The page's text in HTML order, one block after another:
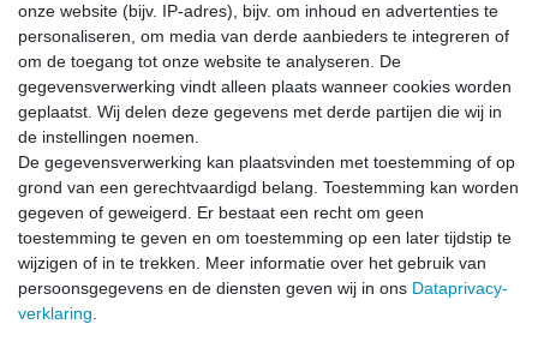
Schrijf u in voor de gratis LÖWE nieuwsbrief en mis nooit
meer nieuws of promoties.
Ceres::Template.newsletterHoneypotLabel
Hiermede bevestig ik dat ik deData­privacy­verklaringheb gelezen. Mijn
toestemming kan ik te allen tijde herroepen.**
Abonneren
onze website (bijv. IP-adres), bijv. om inhoud en advertenties te
personaliseren, om media van derde aanbieders te integreren of
om de toegang tot onze website te analyseren. De
gegevensverwerking vindt alleen plaats wanneer cookies worden
geplaatst. Wij delen deze gegevens met derde partijen die wij in
de instellingen noemen.
De gegevensverwerking kan plaatsvinden met toestemming of op
grond van een gerechtvaardigd belang. Toestemming kan worden
gegeven of geweigerd. Er bestaat een recht om geen
toestemming te geven en om toestemming op een later tijdstip te
wijzigen of in te trekken. Meer informatie over het gebruik van
persoonsgegevens en de diensten geven wij in ons Data­privacy­
verklaring